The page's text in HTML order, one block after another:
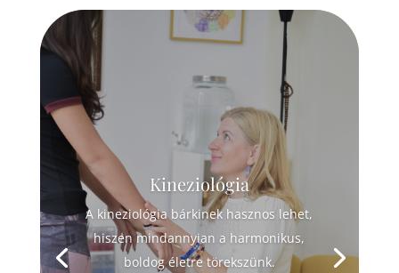
Kineziológia
A kineziológia bárkinek hasznos lehet,
hiszen mindannyian a harmonikus,
boldog életre törekszünk.